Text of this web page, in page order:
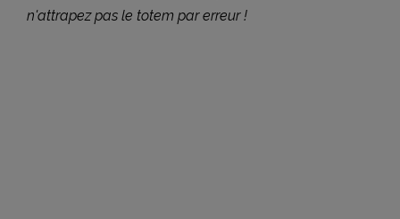
n'attrapez pas le totem par erreur !